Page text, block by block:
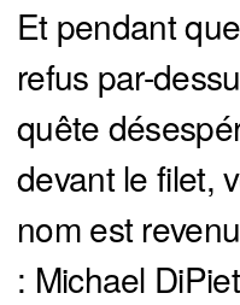
Et pendant
refus par-
quête
devant le filet,
nom est
: Michael